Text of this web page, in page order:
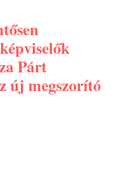
Párt
új megszorító